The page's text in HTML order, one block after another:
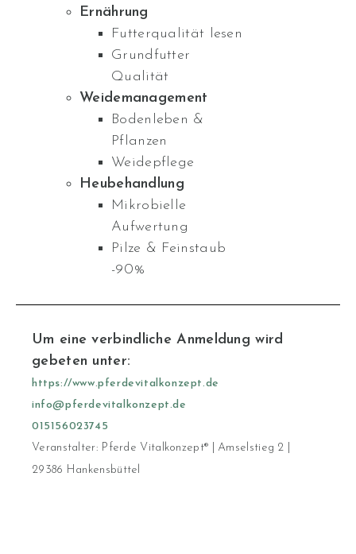
Ernährung
Futterqualität lesen
Grundfutter
Qualität
Weidemanagement
Bodenleben &
Pflanzen
Weidepflege
Heubehandlung
Mikrobielle
Aufwertung
Pilze & Feinstaub
-90%
Um eine verbindliche Anmeldung wird
gebeten unter:
https://www.pferdevitalkonzept.de
info@pferdevitalkonzept.de
015156023745
Veranstalter: Pferde Vitalkonzept® | Amselstieg 2 |
29386 Hankensbüttel